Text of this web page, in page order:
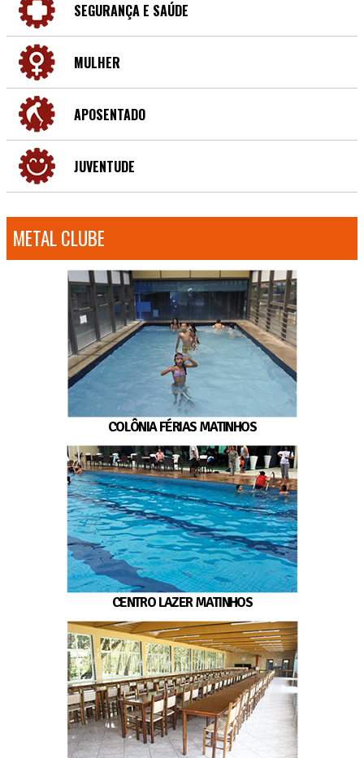
SEGURANÇA E SAÚDE
MULHER
APOSENTADO
JUVENTUDE
METAL CLUBE
COLÔNIA FÉRIAS MATINHOS
CENTRO LAZER MATINHOS